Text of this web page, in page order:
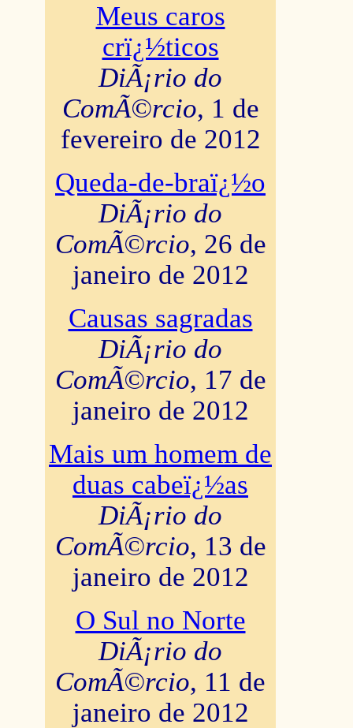
Meus caros
crï¿½ticos
DiÃ¡rio do
ComÃ©rcio, 1 de
fevereiro de 2012
Queda-de-braï¿½o
DiÃ¡rio do
ComÃ©rcio, 26 de
janeiro de 2012
Causas sagradas
DiÃ¡rio do
ComÃ©rcio, 17 de
janeiro de 2012
Mais um homem de
duas cabeï¿½as
DiÃ¡rio do
ComÃ©rcio, 13 de
janeiro de 2012
O Sul no Norte
DiÃ¡rio do
ComÃ©rcio, 11 de
janeiro de 2012